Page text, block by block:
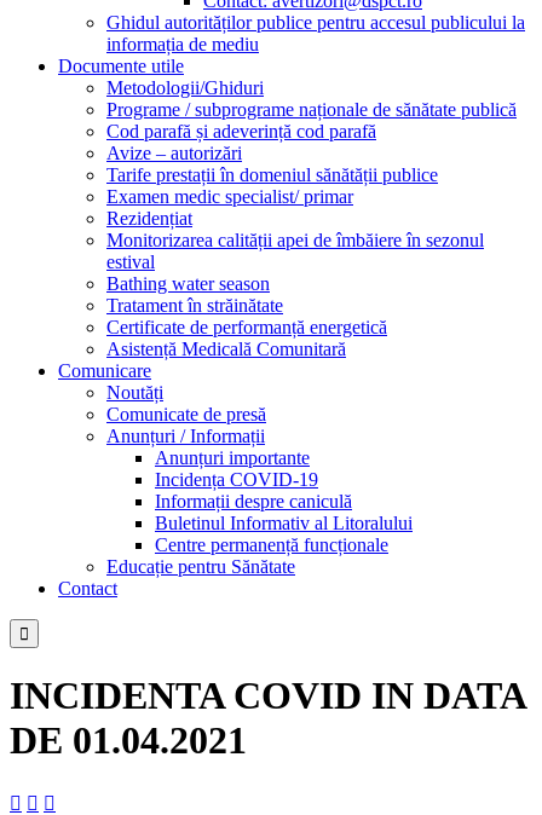
Ghidul autorităților publice pentru accesul publicului la
informația de mediu
Documente utile
Metodologii/Ghiduri
Programe / subprograme naționale de sănătate publică
Cod parafă și adeverință cod parafă
Avize – autorizări
Tarife prestații în domeniul sănătății publice
Examen medic specialist/ primar
Rezidențiat
Monitorizarea calității apei de îmbăiere în sezonul
estival
Bathing water season
Tratament în străinătate
Certificate de performanță energetică
Asistență Medicală Comunitară
Comunicare
Noutăți
Comunicate de presă
Anunțuri / Informații
Anunțuri importante
Incidența COVID-19
Informații despre caniculă
Buletinul Informativ al Litoralului
Centre permanență funcționale
Educație pentru Sănătate
Contact

INCIDENTA COVID IN DATA
DE 01.04.2021
  